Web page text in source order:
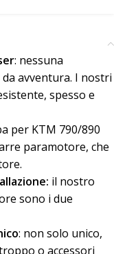
: nessuna
avventura. I nostri
spesso e
per KTM 790/890
paramotore, che
il nostro
sono i due
: non solo unico,
o accessori